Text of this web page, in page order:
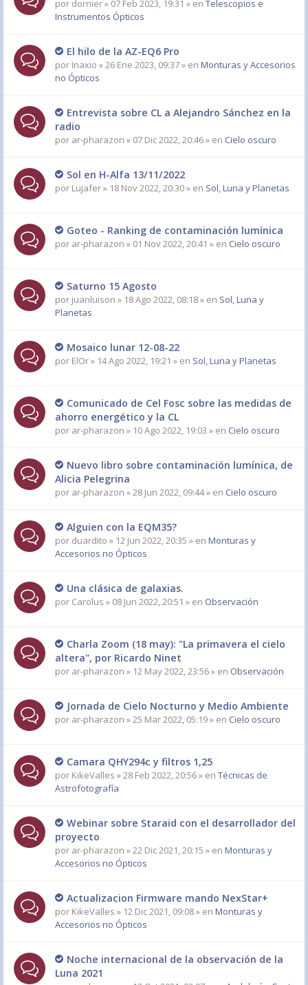
por dornier» 07 Feb 2023, 19:31 » en Telescopios e
Instrumentos Ópticos
El hilo de la AZ-EQ6 Pro
por Inaxio » 26 Ene 2023, 09:37 » en Monturas y Accesorios
no Ópticos
Entrevista sobre CL a Alejandro Sánchez en la
radio
por ar-pharazon » 07 Dic 2022, 20:46 » en Cielo oscuro
Sol en H-Alfa 13/11/2022
por Lujafer» 18 Nov 2022, 20:30 » en Sol, Luna y Planetas
Goteo - Ranking de contaminación lumínica
por ar-pharazon » 01 Nov 2022, 20:41 » en Cielo oscuro
Saturno 15 Agosto
por juanluison » 18 Ago 2022, 08:18 » en Sol, Luna y
Planetas
Mosaico lunar 12-08-22
por ElOr» 14 Ago 2022, 19:21 » en Sol, Luna y Planetas
Comunicado de Cel Fosc sobre las medidas de
ahorro energético y la CL
por ar-pharazon » 10 Ago 2022, 19:03 » en Cielo oscuro
Nuevo libro sobre contaminación lumínica, de
Alicia Pelegrina
por ar-pharazon » 28 Jun 2022, 09:44 » en Cielo oscuro
Alguien con la EQM35?
por duardito » 12 Jun 2022, 20:35 » en Monturas y
Accesorios no Ópticos
Una clásica de galaxias.
por Carolus » 08 Jun 2022, 20:51 » en Observación
Charla Zoom (18 may): "La primavera el cielo
altera", por Ricardo Ninet
por ar-pharazon » 12 May 2022, 23:56 » en Observación
Jornada de Cielo Nocturno y Medio Ambiente
por ar-pharazon » 25 Mar 2022, 05:19 » en Cielo oscuro
Camara QHY294c y filtros 1,25
por KikeValles » 28 Feb 2022, 20:56 » en Técnicas de
Astrofotografía
Webinar sobre Staraid con el desarrollador del
proyecto
por ar-pharazon » 22 Dic 2021, 20:15 » en Monturas y
Accesorios no Ópticos
Actualizacion Firmware mando NexStar+
por KikeValles » 12 Dic 2021, 09:08 » en Monturas y
Accesorios no Ópticos
Noche internacional de la observación de la
Luna 2021